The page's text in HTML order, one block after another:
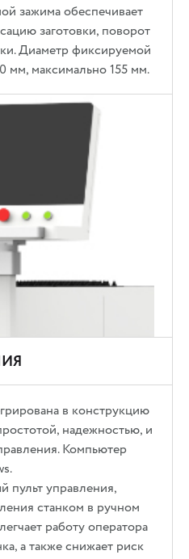
зажима обеспечивает
заготовки, поворот
Диаметр фиксируемой
мм, максимально 155 мм.
в конструкцию
надежностью, и
Компьютер
пульт управления,
станком в ручном
работу оператора
а также снижает риск